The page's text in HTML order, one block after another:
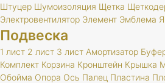
Штуцер Шумоизоляция Щетка
Электровентилятор Элемент Эмблема
Подвеска
1 лист 2 лист 3 лист Амортизатор
Комплект Корзина Кронштейн Крышка
Обойма Опора Ось Палец Пластина